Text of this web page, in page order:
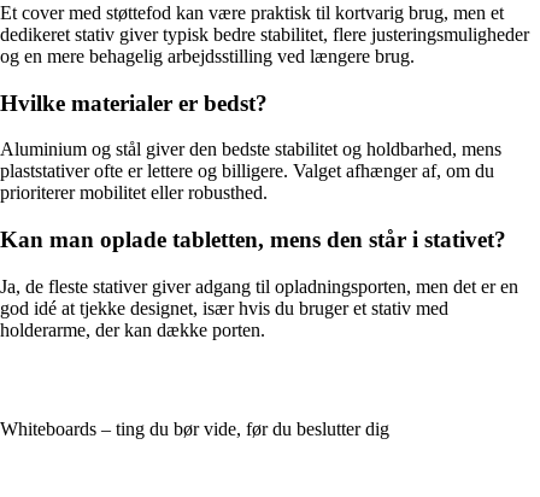
Et cover med støttefod kan være praktisk til kortvarig brug, men et
dedikeret stativ giver typisk bedre stabilitet, flere justeringsmuligheder
og en mere behagelig arbejdsstilling ved længere brug.
Hvilke materialer er bedst?
Aluminium og stål giver den bedste stabilitet og holdbarhed, mens
plaststativer ofte er lettere og billigere. Valget afhænger af, om du
prioriterer mobilitet eller robusthed.
Kan man oplade tabletten, mens den står i stativet?
Ja, de fleste stativer giver adgang til opladningsporten, men det er en
god idé at tjekke designet, især hvis du bruger et stativ med
holderarme, der kan dække porten.
Whiteboards – ting du bør vide, før du beslutter dig